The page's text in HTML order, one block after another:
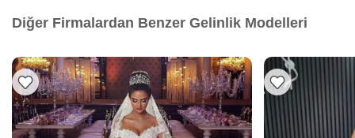
Diğer Firmalardan Benzer Gelinlik Modelleri